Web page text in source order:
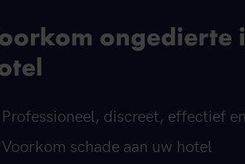
ongedierte
Professioneel, discreet, effectief
Voorkom schade aan uw hotel